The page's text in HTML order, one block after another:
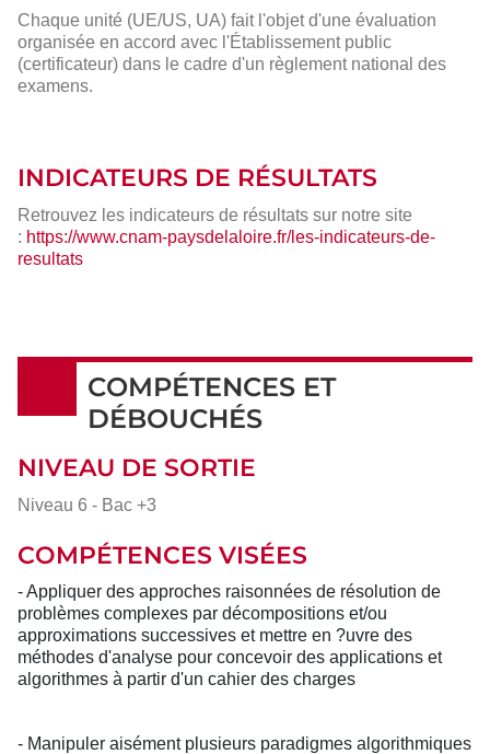
Chaque unité (UE/US, UA) fait l'objet d'une évaluation
organisée en accord avec l'Établissement public
(certificateur) dans le cadre d'un règlement national des
examens.
INDICATEURS DE RÉSULTATS
Retrouvez les indicateurs de résultats sur notre site
: https://www.cnam-paysdelaloire.fr/les-indicateurs-de-
resultats
COMPÉTENCES ET
DÉBOUCHÉS
NIVEAU DE SORTIE
Niveau 6 - Bac +3
COMPÉTENCES VISÉES
- Appliquer des approches raisonnées de résolution de
problèmes complexes par décompositions et/ou
approximations successives et mettre en ?uvre des
méthodes d'analyse pour concevoir des applications et
algorithmes à partir d'un cahier des charges
- Manipuler aisément plusieurs paradigmes algorithmiques